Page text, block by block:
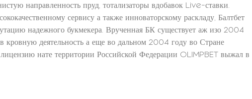
направленность пруд, тотализаторы вдобавок Live-ставки.
сервису а также инноваторскому раскладу, Балтбет
надежного букмекера. Врученная БК существует аж изо 2004
кровную деятельность а еще во дальном 2004 году во Стране
лицензию нате территории Российской Федерации OLIMPBET выжал в